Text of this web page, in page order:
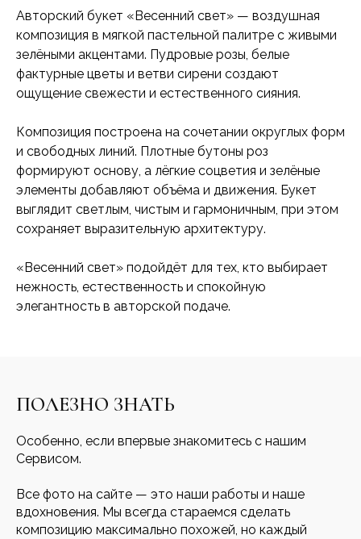
Авторский букет «Весенний свет» — воздушная
композиция в мягкой пастельной палитре с живыми
зелёными акцентами. Пудровые розы, белые
фактурные цветы и ветви сирени создают
ощущение свежести и естественного сияния.
Композиция построена на сочетании округлых форм
и свободных линий. Плотные бутоны роз
формируют основу, а лёгкие соцветия и зелёные
элементы добавляют объёма и движения. Букет
выглядит светлым, чистым и гармоничным, при этом
сохраняет выразительную архитектуру.
«Весенний свет» подойдёт для тех, кто выбирает
нежность, естественность и спокойную
элегантность в авторской подаче.
ПОЛЕЗНО ЗНАТЬ
Особенно, если впервые знакомитесь с нашим
Сервисом.
Все фото на сайте — это наши работы и наше
вдохновения. Мы всегда стараемся сделать
композицию максимально похожей, но каждый